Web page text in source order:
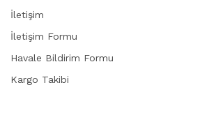
İletişim
İletişim Formu
Havale Bildirim Formu
Kargo Takibi